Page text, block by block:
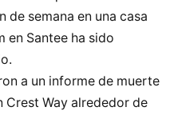
semana en una casa
en Santee ha sido
a un informe de muerte
Crest Way alrededor de